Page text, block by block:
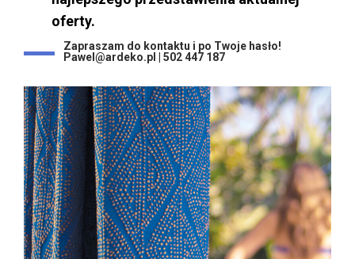
oferty.
Zapraszam do kontaktu i po Twoje hasło!
Pawel@ardeko.pl | 502 447 187